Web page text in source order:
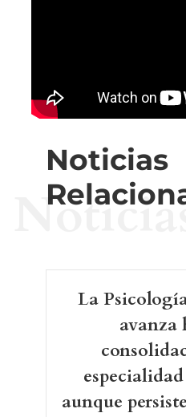
Noticias
La
avanza
aunque